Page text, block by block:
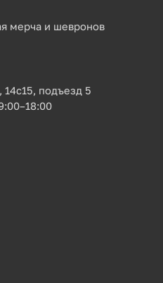
мерча и шевронов
подъезд 5